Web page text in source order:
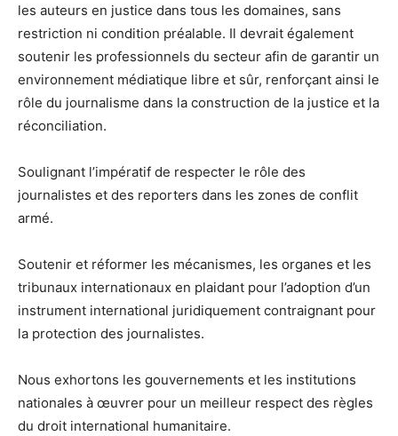
les auteurs en justice dans tous les domaines, sans
restriction ni condition préalable. Il devrait également
soutenir les professionnels du secteur afin de garantir un
environnement médiatique libre et sûr, renforçant ainsi le
rôle du journalisme dans la construction de la justice et la
réconciliation.
Soulignant l’impératif de respecter le rôle des
journalistes et des reporters dans les zones de conflit
armé.
Soutenir et réformer les mécanismes, les organes et les
tribunaux internationaux en plaidant pour l’adoption d’un
instrument international juridiquement contraignant pour
la protection des journalistes.
Nous exhortons les gouvernements et les institutions
nationales à œuvrer pour un meilleur respect des règles
du droit international humanitaire.